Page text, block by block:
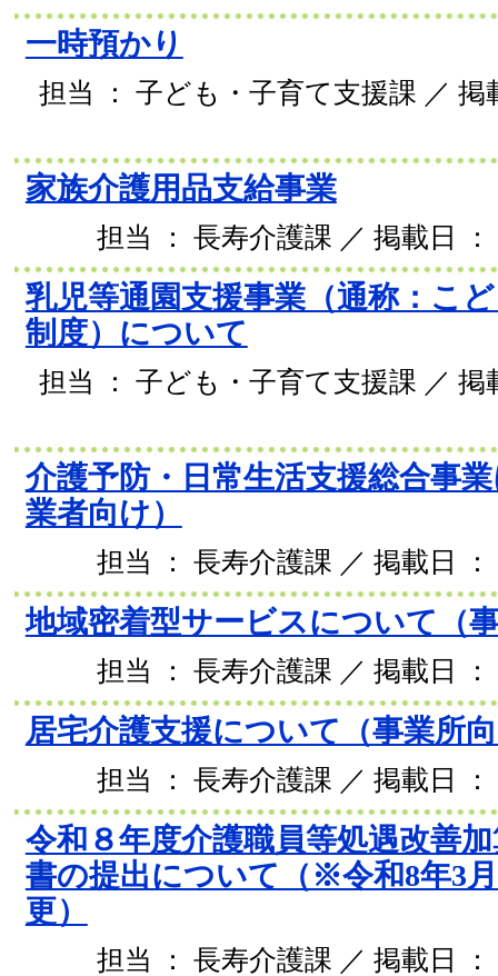
一時預かり
担当 ： 子ども・子育て支援課 ／ 掲
家族介護用品支給事業
担当 ： 長寿介護課 ／ 掲載日 ：
乳児等通園支援事業（通称：こ
制度）について
担当 ： 子ども・子育て支援課 ／ 掲
介護予防・日常生活支援総合事
業者向け）
担当 ： 長寿介護課 ／ 掲載日 ：
地域密着型サービスについて（
担当 ： 長寿介護課 ／ 掲載日 ：
居宅介護支援について（事業所
担当 ： 長寿介護課 ／ 掲載日 ：
令和８年度介護職員等処遇改善
書の提出について（※令和8年3
更）
担当 ： 長寿介護課 ／ 掲載日 ：